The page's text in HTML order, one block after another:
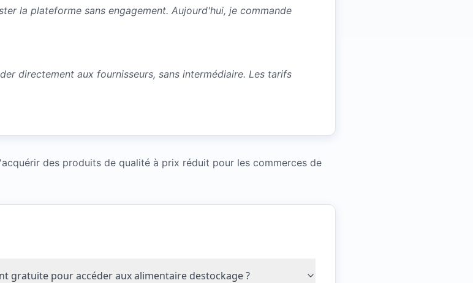
la plateforme sans engagement. Aujourd'hui, je commande
directement aux fournisseurs, sans intermédiaire. Les tarifs
des produits de qualité à prix réduit pour les commerces de
gratuite pour accéder aux alimentaire destockage ?